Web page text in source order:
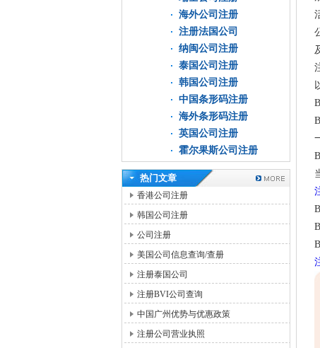
海外公司注册
注册法国公司
纳闽公司注册
泰国公司注册
韩国公司注册
中国条形码注册
海外条形码注册
英国公司注册
霍尔果斯公司注册
热门文章
香港公司注册
韩国公司注册
公司注册
美国公司信息查询/查册
注册泰国公司
注册BVI公司查询
中国广州优势与优惠政策
注册公司营业执照